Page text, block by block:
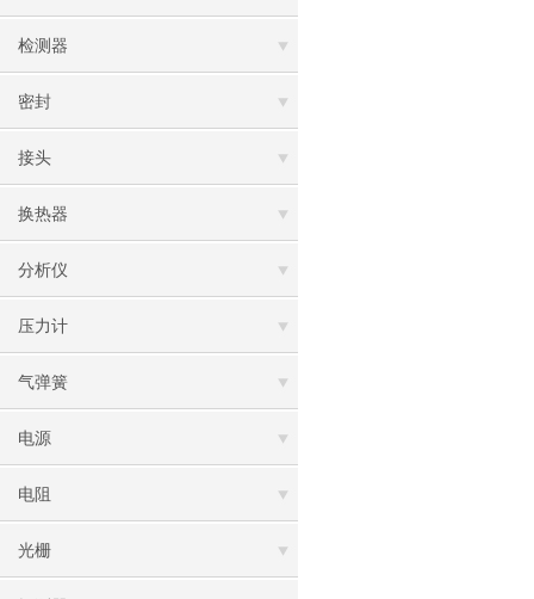
检测器
密封
接头
换热器
分析仪
压力计
气弹簧
电源
电阻
光栅